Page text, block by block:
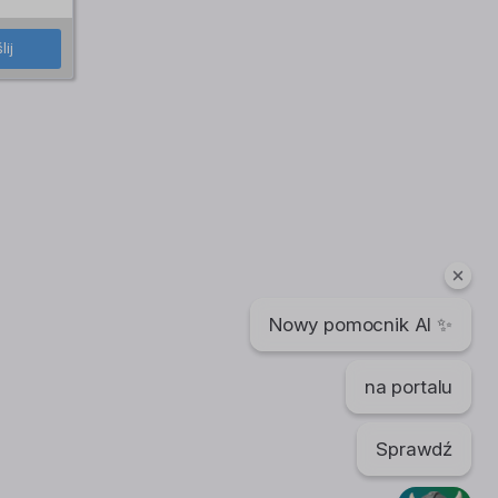
Nowy pomocnik AI ✨
na portalu
Sprawdź